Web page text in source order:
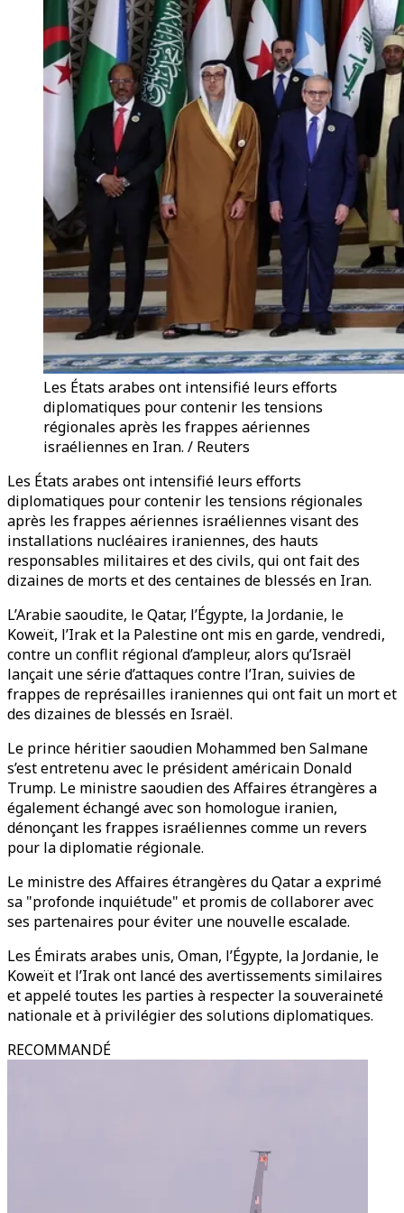
Les États arabes ont intensifié leurs efforts
diplomatiques pour contenir les tensions
régionales après les frappes aériennes
israéliennes en Iran. / Reuters
Les États arabes ont intensifié leurs efforts
diplomatiques pour contenir les tensions régionales
après les frappes aériennes israéliennes visant des
installations nucléaires iraniennes, des hauts
responsables militaires et des civils, qui ont fait des
dizaines de morts et des centaines de blessés en Iran.
L’Arabie saoudite, le Qatar, l’Égypte, la Jordanie, le
Koweït, l’Irak et la Palestine ont mis en garde, vendredi,
contre un conflit régional d’ampleur, alors qu’Israël
lançait une série d’attaques contre l’Iran, suivies de
frappes de représailles iraniennes qui ont fait un mort et
des dizaines de blessés en Israël.
Le prince héritier saoudien Mohammed ben Salmane
s’est entretenu avec le président américain Donald
Trump. Le ministre saoudien des Affaires étrangères a
également échangé avec son homologue iranien,
dénonçant les frappes israéliennes comme un revers
pour la diplomatie régionale.
Le ministre des Affaires étrangères du Qatar a exprimé
sa "profonde inquiétude" et promis de collaborer avec
ses partenaires pour éviter une nouvelle escalade.
Les Émirats arabes unis, Oman, l’Égypte, la Jordanie, le
Koweït et l’Irak ont lancé des avertissements similaires
et appelé toutes les parties à respecter la souveraineté
nationale et à privilégier des solutions diplomatiques.
RECOMMANDÉ